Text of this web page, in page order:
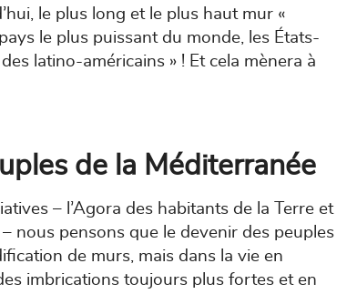
le plus long et le plus haut mur «
le plus puissant du monde, les États-
latino-américains » ! Et cela mènera à
de la Méditerranée
– l’Agora des habitants de la Terre et
nous pensons que le devenir des peuples
de murs, mais dans la vie en
imbrications toujours plus fortes et en